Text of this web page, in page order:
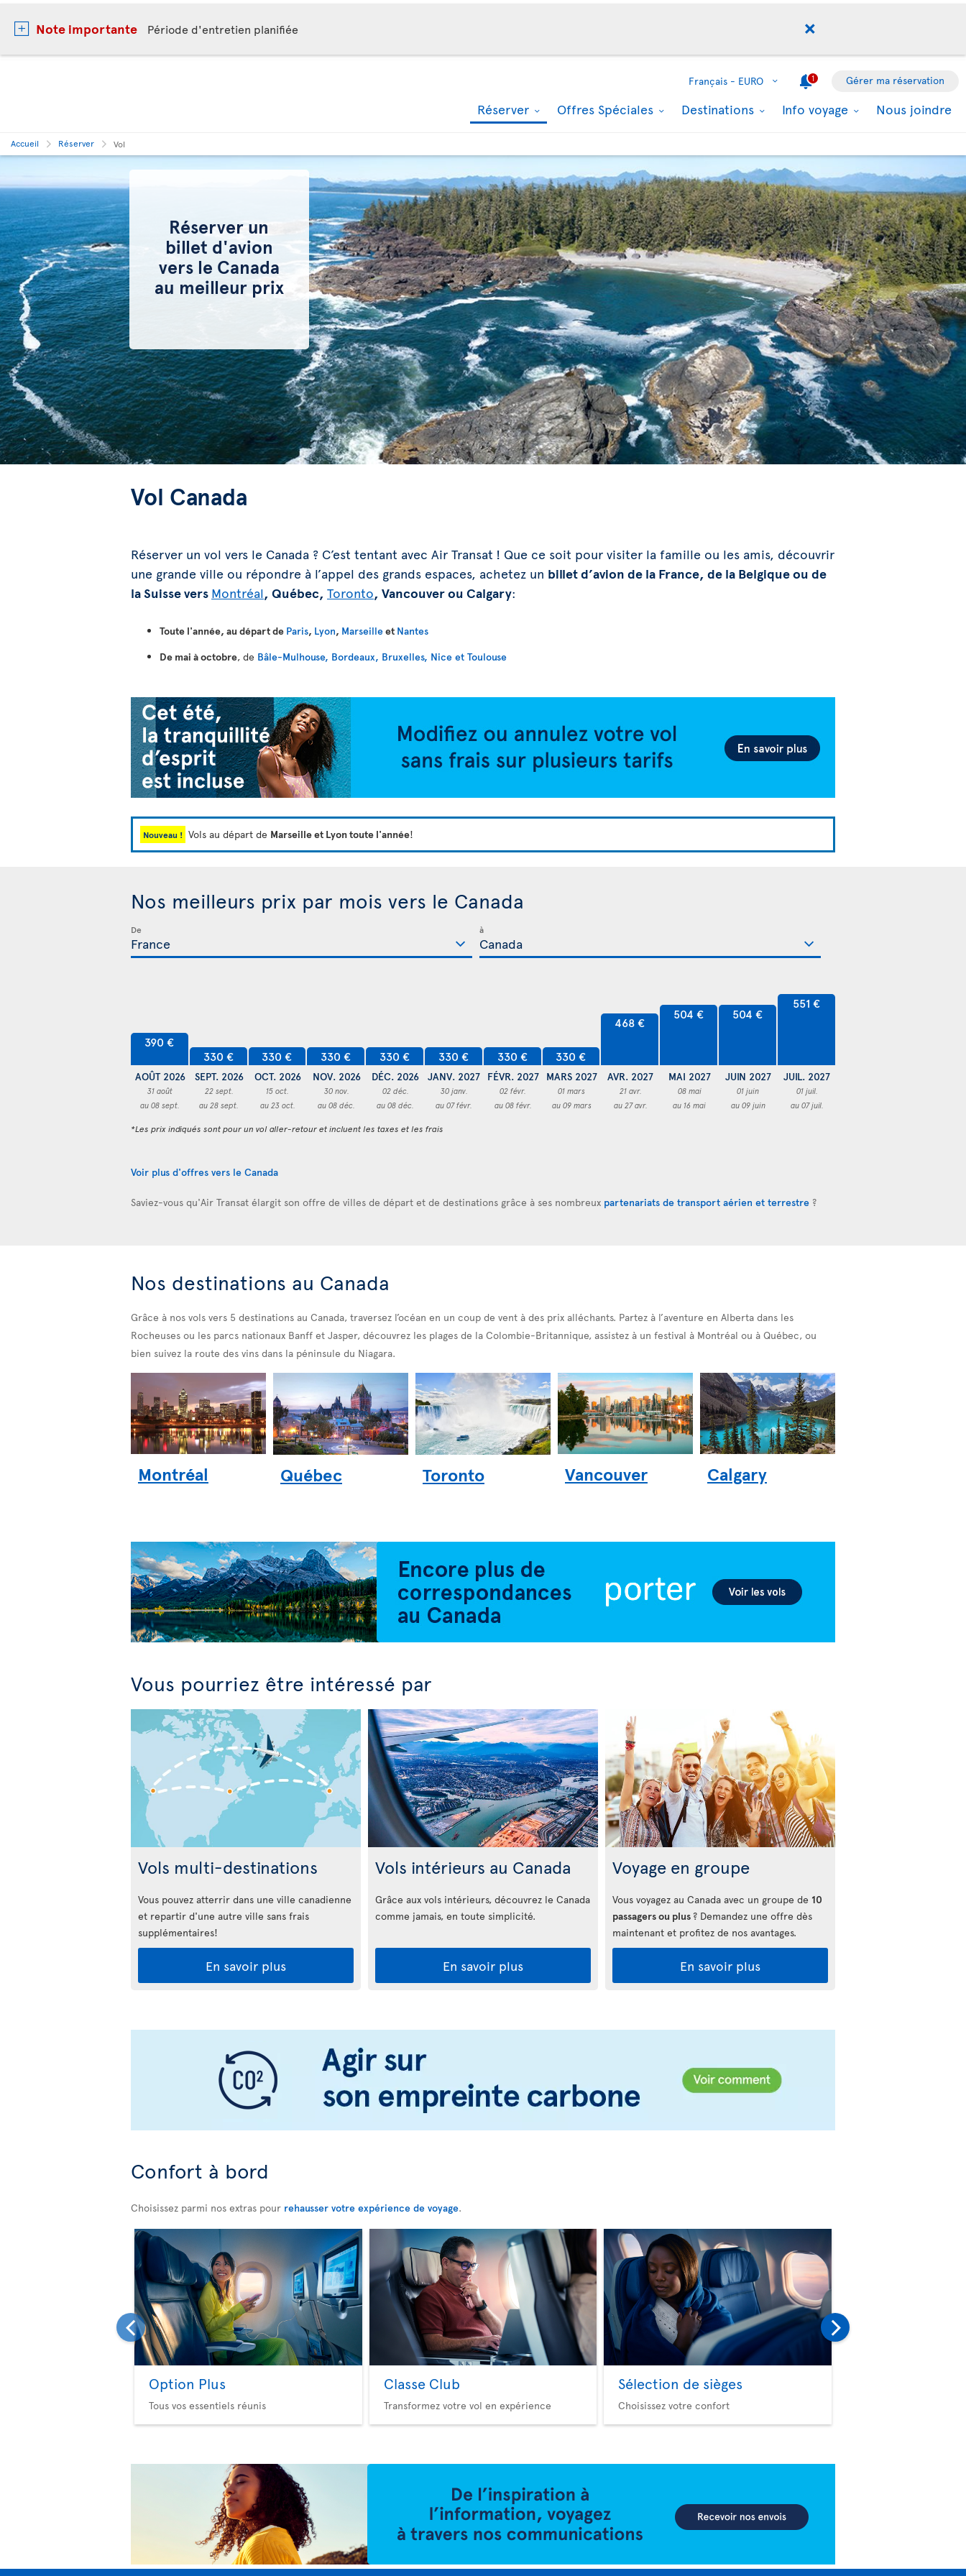
Note importante Période d'entretien planifiée
Français - EURO 1 Gérer ma réservation
Réserver Offres Spéciales Destinations Info voyage Nous joindre
Accueil Réserver Vol
Réserver un
billet d'avion
vers le Canada
au meilleur prix
Vol Canada
Réserver un vol vers le Canada ? C’est tentant avec Air Transat ! Que ce soit pour visiter la famille ou les amis, découvrir
une grande ville ou répondre à l’appel des grands espaces, achetez un billet d’avion de la France, de la Belgique ou de
la Suisse vers Montréal, Québec, Toronto, Vancouver ou Calgary:
Toute l'année, au départ de Paris, Lyon, Marseilleet Nantes
De mai à octobre, de Bâle-Mulhouse, Bordeaux, Bruxelles, Nice et Toulouse
Nouveau ! Vols au départ de Marseille et Lyon toute l'année!
Nos meilleurs prix par mois vers le Canada
De à
390 €
AOÛT 2026
31 août
au 08 sept.
330 €
SEPT. 2026
22 sept.
au 28 sept.
330 €
OCT. 2026
15 oct.
au 23 oct.
330 €
NOV. 2026
30 nov.
au 08 déc.
330 €
DÉC. 2026
02 déc.
au 08 déc.
330 €
JANV. 2027
30 janv.
au 07 févr.
330 €
FÉVR. 2027
02 févr.
au 08 févr.
330 €
MARS 2027
01 mars
au 09 mars
468 €
AVR. 2027
21 avr.
au 27 avr.
504 €
MAI 2027
08 mai
au 16 mai
504 €
JUIN 2027
01 juin
au 09 juin
551 €
JUIL. 2027
01 juil.
au 07 juil.
*Les prix indiqués sont pour un vol aller-retour et incluent les taxes et les frais
Voir plus d'offres vers le Canada
Saviez-vous qu'Air Transat élargit son offre de villes de départ et de destinations grâce à ses nombreux partenariats de transport aérien et terrestre ?
Nos destinations au Canada
Grâce à nos vols vers 5 destinations au Canada, traversez l’océan en un coup de vent à des prix alléchants. Partez à l’aventure en Alberta dans les
Rocheuses ou les parcs nationaux Banff et Jasper, découvrez les plages de la Colombie-Britannique, assistez à un festival à Montréal ou à Québec, ou
bien suivez la route des vins dans la péninsule du Niagara.
Montréal Québec Toronto Vancouver Calgary
Vous pourriez être intéressé par
Vols multi-destinations
Vous pouvez atterrir dans une ville canadienne
et repartir d'une autre ville sans frais
supplémentaires!
En savoir plus
Vols intérieurs au Canada
Grâce aux vols intérieurs, découvrez le Canada
comme jamais, en toute simplicité.
En savoir plus
Voyage en groupe
Vous voyagez au Canada avec un groupe de 10
passagers ou plus ? Demandez une offre dès
maintenant et profitez de nos avantages.
En savoir plus
Confort à bord
Choisissez parmi nos extras pour rehausser votre expérience de voyage.
Option Plus
Tous vos essentiels réunis
Classe Club
Transformez votre vol en expérience
Sélection de sièges
Choisissez votre confort